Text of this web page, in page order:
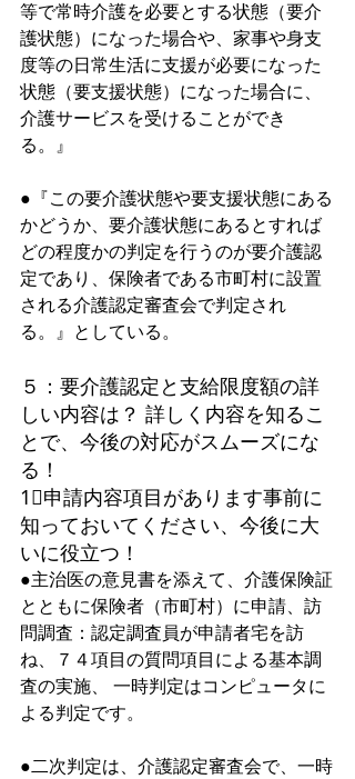
等で常時介護を必要とする状態（要介
護状態）になった場合や、家事や身支
度等の日常生活に支援が必要になった
状態（要支援状態）になった場合に、
介護サービスを受けることができ
る。』
●『この要介護状態や要支援状態にある
かどうか、要介護状態にあるとすれば
どの程度かの判定を行うのが要介護認
定であり、保険者である市町村に設置
される介護認定審査会で判定され
る。』としている。
５：要介護認定と支給限度額の詳
しい内容は？ 詳しく内容を知るこ
とで、今後の対応がスムーズにな
る！
1⃣申請内容項目があります事前に
知っておいてください、今後に大
いに役立つ！
●主治医の意見書を添えて、介護保険証
とともに保険者（市町村）に申請、訪
問調査：認定調査員が申請者宅を訪
ね、７４項目の質問項目による基本調
査の実施、 一時判定はコンピュータに
よる判定です。
●二次判定は、介護認定審査会で、一時